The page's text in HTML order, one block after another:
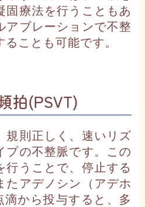
固療法を行うこともあ
アブレーションで不整
ことも可能です。
拍(PSVT)
規則正しく、速いリズ
プの不整脈です。この
行うことで、停止する
たアデノシン（アデホ
から投与すると、多